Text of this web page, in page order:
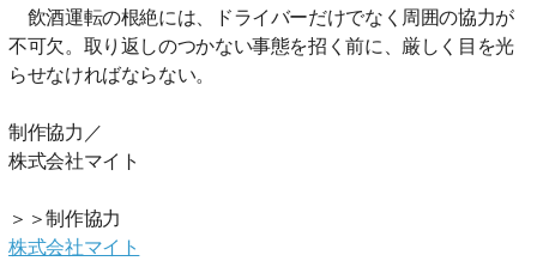
飲酒運転の根絶には、ドライバーだけでなく周囲の協力が
不可欠。取り返しのつかない事態を招く前に、厳しく目を光
らせなければならない。
制作協力／
株式会社マイト
＞＞制作協力
株式会社マイト